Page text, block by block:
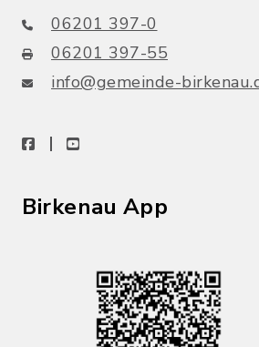
06201 397-0
06201 397-55
info@gemeinde-
facebookyoutube
Birkenau App